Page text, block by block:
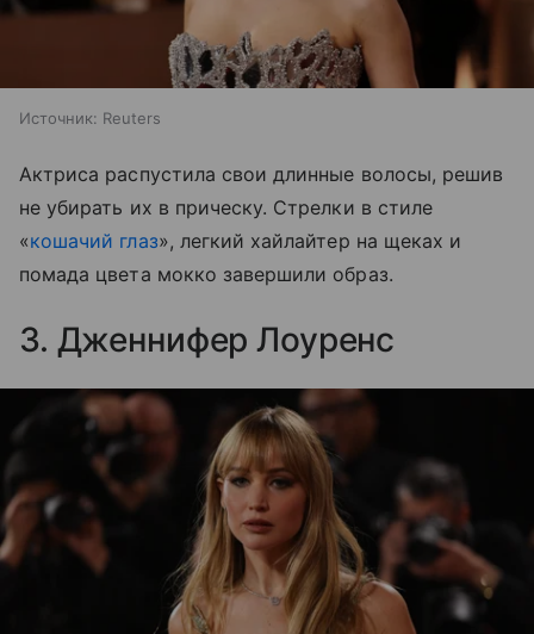
Источник: Reuters
Актриса распустила свои длинные волосы, решив
не убирать их в прическу. Стрелки в стиле
«кошачий глаз», легкий хайлайтер на щеках и
помада цвета мокко завершили образ.
3. Дженнифер Лоуренс